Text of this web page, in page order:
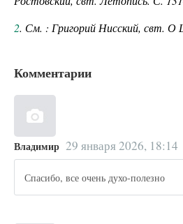
2. См. : Григорий Нисский, свт. О
Комментарии
Владимир 29 января 2026, 18:14
Спасибо, все очень духо-полезно